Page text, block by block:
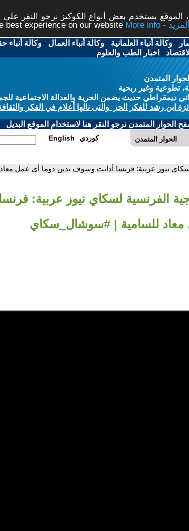
يستخدم بعض أنواع الكوكيز نرجو النقر
best experience on our website
More info - المزيد
-وكالة أنباء العلمانية -وكالة أنباء العمال -وكالة أنباء
- اخبار الطب والعلوم
المتمدن
تطوعية وغير ربحية
ديمقراطي حديث يضمن الحرية والعدالة الاجتماعية
ابن رشد للفكر الحر والتى نالها أعلام في الفكر
الحوار المتمدن نرجو النقر هنا لاستخدام الموقع البديل
الحوار المتمدن English كوردي
نيوز عربية: فرنسا أدانت وسوف تدين دوما أي عمل
الفرنسية لسكاي نيوز عربية:
للسامية | #سوشال_سكاي